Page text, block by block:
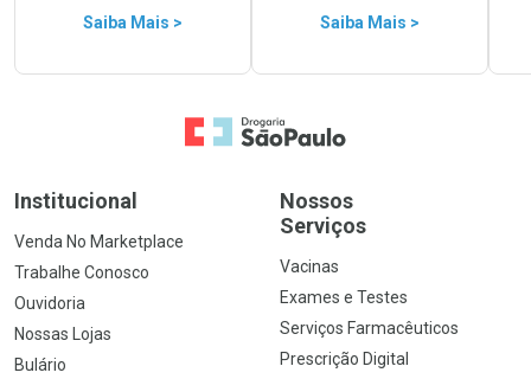
Saiba Mais > Saiba Mais >
Ir para a Home
Institucional
Venda No Marketplace
Trabalhe Conosco
Ouvidoria
Nossas Lojas
Bulário
Nossos
Serviços
Vacinas
Exames e Testes
Serviços Farmacêuticos
Prescrição Digital